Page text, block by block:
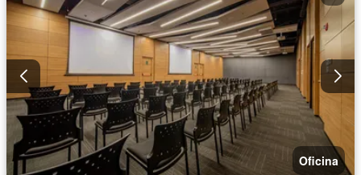
Oficina